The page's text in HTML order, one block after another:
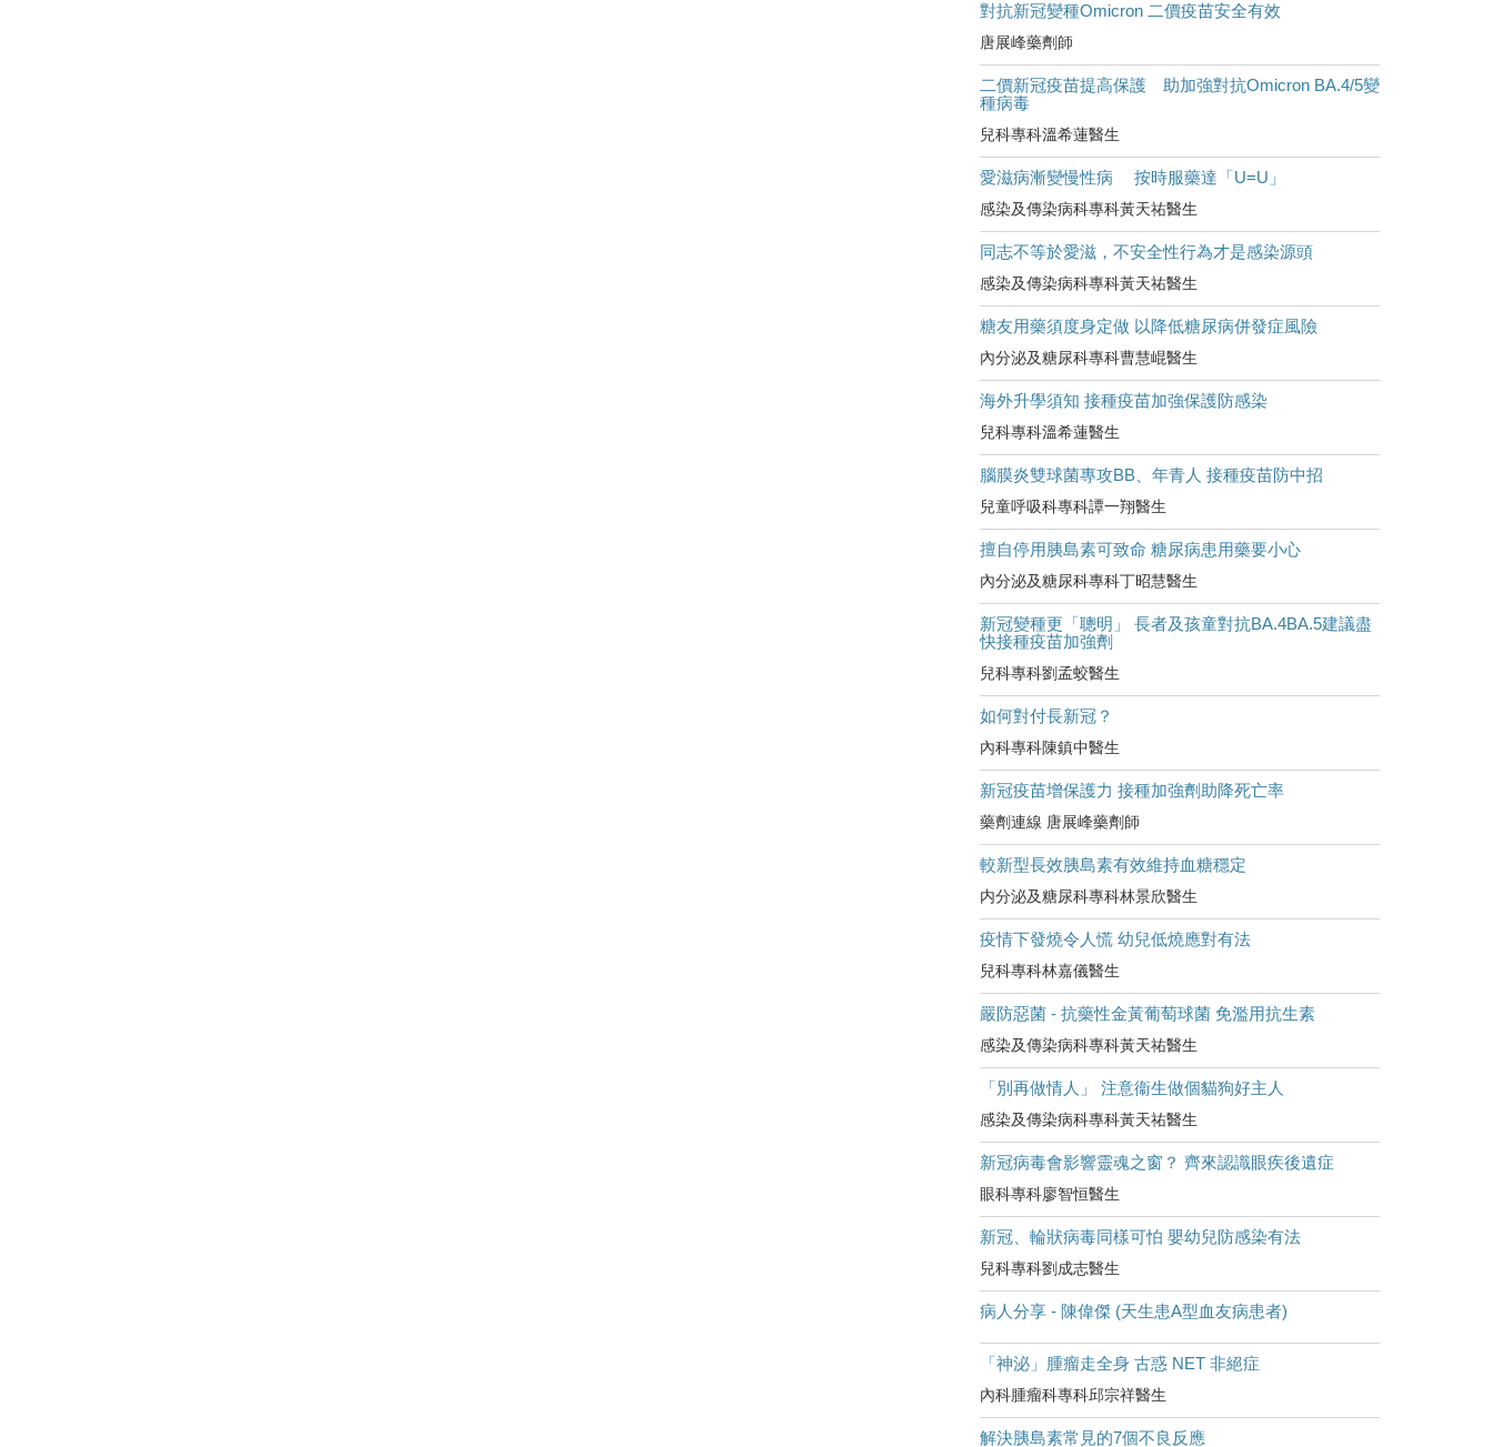
對抗新冠變種Omicron 二價疫苗安全有效
唐展峰藥劑師
二價新冠疫苗提高保護 助加強對抗Omicron BA.4/5變
種病毒
兒科專科溫希蓮醫生
愛滋病漸變慢性病 按時服藥達「U=U」
感染及傳染病科專科黃天祐醫生
同志不等於愛滋，不安全性行為才是感染源頭
感染及傳染病科專科黃天祐醫生
糖友用藥須度身定做 以降低糖尿病併發症風險
內分泌及糖尿科專科曹慧崐醫生
海外升學須知 接種疫苗加強保護防感染
兒科專科溫希蓮醫生
腦膜炎雙球菌專攻BB、年青人 接種疫苗防中招
兒童呼吸科專科譚一翔醫生
擅自停用胰島素可致命 糖尿病患用藥要小心
內分泌及糖尿科專科丁昭慧醫生
新冠變種更「聰明」 長者及孩童對抗BA.4BA.5建議盡
快接種疫苗加強劑
兒科專科劉孟蛟醫生
如何對付長新冠？
內科專科陳鎮中醫生
新冠疫苗增保護力 接種加強劑助降死亡率
藥劑連線 唐展峰藥劑師
較新型長效胰島素有效維持血糖穩定
内分泌及糖尿科專科林景欣醫生
疫情下發燒令人慌 幼兒低燒應對有法
兒科專科林嘉儀醫生
嚴防惡菌 - 抗藥性金黃葡萄球菌 免濫用抗生素
感染及傳染病科專科黃天祐醫生
「別再做情人」 注意衞生做個貓狗好主人
感染及傳染病科專科黃天祐醫生
新冠病毒會影響靈魂之窗？ 齊來認識眼疾後遺症
眼科專科廖智恒醫生
新冠、輪狀病毒同樣可怕 嬰幼兒防感染有法
兒科專科劉成志醫生
病人分享 - 陳偉傑 (天生患A型血友病患者)
「神泌」腫瘤走全身 古惑 NET 非絕症
內科腫瘤科專科邱宗祥醫生
解決胰島素常見的7個不良反應